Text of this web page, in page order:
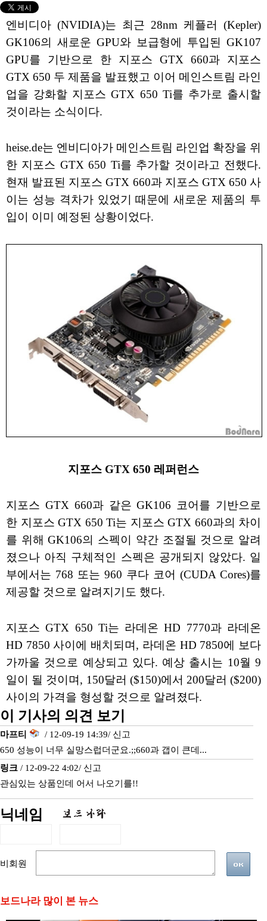
엔비디아 (NVIDIA)는 최근 28nm 케플러 (Kepler)
GK106의 새로운 GPU와 보급형에 투입된 GK107
GPU를 기반으로 한 지포스 GTX 660과 지포스
GTX 650 두 제품을 발표했고 이어 메인스트림 라인
업을 강화할 지포스 GTX 650 Ti를 추가로 출시할
것이라는 소식이다.
heise.de는 엔비디아가 메인스트림 라인업 확장을 위
한 지포스 GTX 650 Ti를 추가할 것이라고 전했다.
현재 발표된 지포스 GTX 660과 지포스 GTX 650 사
이는 성능 격차가 있었기 때문에 새로운 제품의 투
입이 이미 예정된 상황이었다.
지포스 GTX 650 레퍼런스
지포스 GTX 660과 같은 GK106 코어를 기반으로
한 지포스 GTX 650 Ti는 지포스 GTX 660과의 차이
를 위해 GK106의 스펙이 약간 조절될 것으로 알려
졌으나 아직 구체적인 스펙은 공개되지 않았다. 일
부에서는 768 또는 960 쿠다 코어 (CUDA Cores)를
제공할 것으로 알려지기도 했다.
지포스 GTX 650 Ti는 라데온 HD 7770과 라데온
HD 7850 사이에 배치되며, 라데온 HD 7850에 보다
가까울 것으로 예상되고 있다. 예상 출시는 10월 9
일이 될 것이며, 150달러 ($150)에서 200달러 ($200)
사이의 가격을 형성할 것으로 알려졌다.
이 기사의 의견 보기
마프티 / 12-09-19 14:39/ 신고
650 성능이 너무 실망스럽더군요.;;660과 갭이 큰데...
링크 / 12-09-22 4:02/ 신고
관심있는 상품인데 어서 나오기를!!
닉네임
비회원
보드나라 많이 본 뉴스